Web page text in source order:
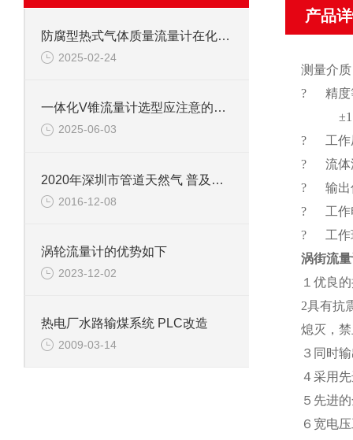
防腐型热式气体质量流量计在化工行业具体怎么应用？
2025-02-24
一体化V锥流量计选型应注意的八个要点
2025-06-03
2020年深圳市管道天然气 普及率将达61.5%
2016-12-08
涡轮流量计的优势如下
2023-12-02
热电厂水路输煤系统 PLC改造
2009-03-14
产品
测量介
? 精度
±1.5%
? 工作
? 流体
? 输出
? 工作
? 工作
涡街流
１优良
2具有抗
熄灭，
３同时
４采用
５先进
６宽电